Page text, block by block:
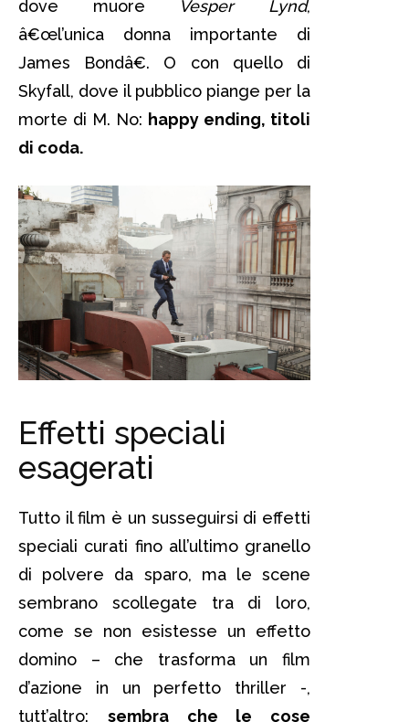
dove muore
Vesper Lynd,
â€œl’unica donna importante di
James Bondâ€. O con quello di
Skyfall, dove il pubblico piange per la
morte di M. No: happy ending, titoli
di coda.
Effetti speciali
esagerati
Tutto il film è un susseguirsi di effetti
speciali curati fino all’ultimo granello
di polvere da sparo, ma le scene
sembrano scollegate tra di loro,
come se non esistesse un effetto
domino – che trasforma un film
d’azione in un perfetto thriller -,
tutt’altro: sembra che le cose